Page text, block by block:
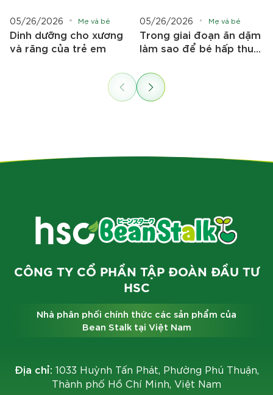
05/26/2026 Mẹ và bé
Dinh dưỡng cho xương
và răng của trẻ em
05/26/2026 Mẹ và bé
Trong giai đoạn ăn dặm
làm sao để bé hấp thu
CÔNG TY CỔ PHẦN TẬP ĐOÀN ĐẦU TƯ
HSC
Nhà phân phối chính thức các sản phẩm của
Bean Stalk tại Việt Nam
Địa chỉ: 1033 Huỳnh Tấn Phát, Phường Phú Thuận,
Thành phố Hồ Chí Minh, Việt Nam